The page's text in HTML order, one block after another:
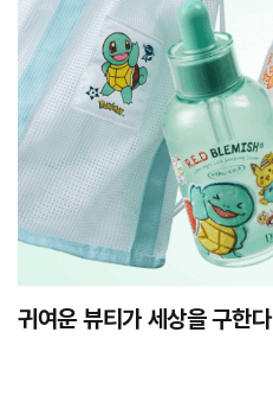
귀여운 뷰티가 세상을 구한다